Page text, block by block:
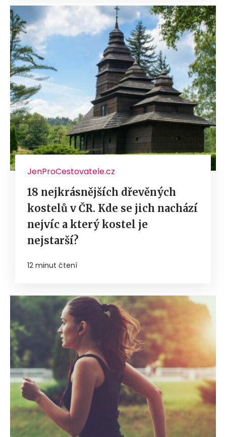
JenProCestovatele.cz
18 nejkrásnějších dřevěných
kostelů v ČR. Kde se jich nachází
nejvíc a který kostel je
nejstarší?
12 minut čtení